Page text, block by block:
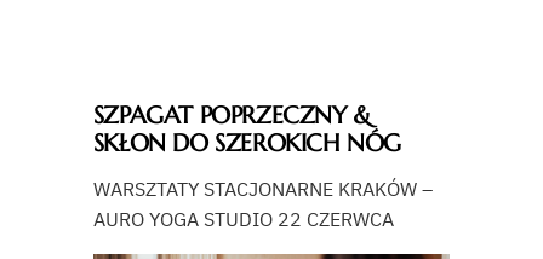
SZPAGAT POPRZECZNY &
SKŁON DO SZEROKICH NÓG
WARSZTATY STACJONARNE KRAKÓW –
AURO YOGA STUDIO 22 CZERWCA